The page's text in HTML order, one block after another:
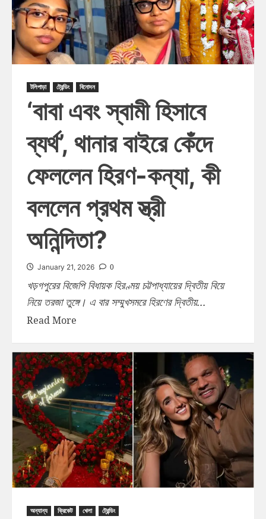
টলিপাড়া ট্রেন্ডিং বিনোদন
‘বাবা এবং স্বামী হিসাবে
ব্যর্থ’, থানার বাইরে কেঁদে
ফেললেন হিরণ-কন্যা, কী
বললেন প্রথম স্ত্রী
অনিন্দিতা?
January 21, 2026 0
খড়গপুরের বিজেপি বিধায়ক হিরণ্ময় চট্টপাধ্যায়ের দ্বিতীয় বিয়ে
নিয়ে তরজা তুঙ্গে। এ বার সম্মুখসমরে হিরণের দ্বিতীয়...
Read More
অন্যান্য ক্রিকেট খেলা ট্রেন্ডিং